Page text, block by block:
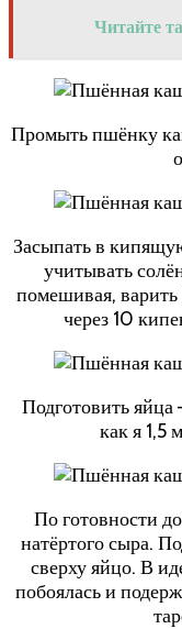
Читайте
Промыть пшёнку
Засыпать в
учитывать
помешивая,
через 10
Подготовить
как я 1,5
По готовности
натёртого сыра.
сверху яйцо. В
побоялась и